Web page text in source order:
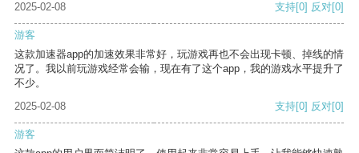
2025-02-08 支持[0] 反对[0]
游客
这款加速器app的加速效果非常好，玩游戏再也不会出现卡顿、掉线的情
况了。我以前玩游戏经常会输，现在有了这个app，我的游戏水平提升了
不少。
2025-02-08
支持[0] 反对[0]
游客